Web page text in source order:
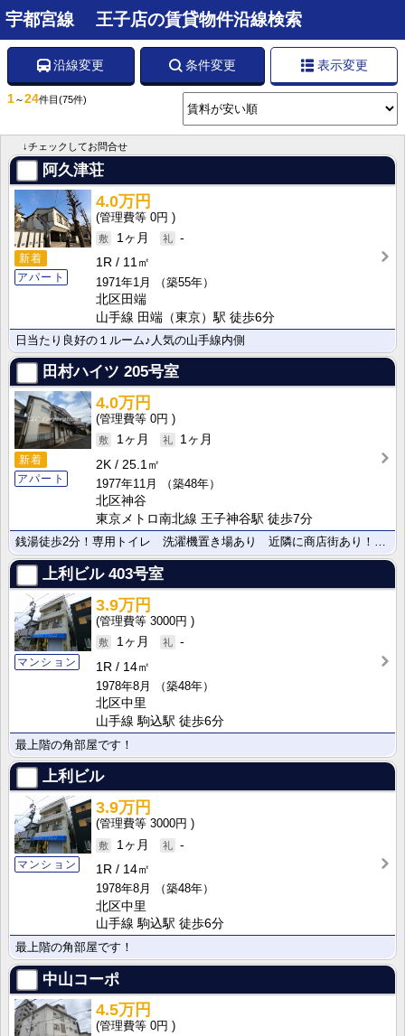
宇都宮線 王子店の賃貸物件沿線検索
沿線変更 条件変更 表示変更
1～24件目 (75件)
↓チェックしてお問合せ
阿久津荘
新着
アパート
4.0万円
0円
1ヶ月
-
1R
11㎡
1971年1月
（築55年）
北区田端
山手線 田端（東京）駅 徒歩6分
日当たり良好の１ルーム♪人気の山手線内側
田村ハイツ 205号室
新着
アパート
4.0万円
0円
1ヶ月
1ヶ月
2K
25.1㎡
1977年11月
（築48年）
北区神谷
東京メトロ南北線 王子神谷駅 徒歩7分
銭湯徒歩2分！専用トイレ 洗濯機置き場あり 近隣に商店街あり！日当たり良好
上利ビル403号室
マンション
3.9万円
3000円
1ヶ月
-
1R
14㎡
1978年8月
（築48年）
北区中里
山手線 駒込駅 徒歩6分
最上階の角部屋です！
上利ビル
マンション
3.9万円
3000円
1ヶ月
-
1R
14㎡
1978年8月
（築48年）
北区中里
山手線 駒込駅 徒歩6分
最上階の角部屋です！
中山コーポ
4.5万円
0円